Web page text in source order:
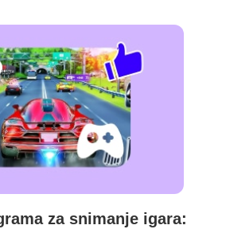
za snimanje igara: